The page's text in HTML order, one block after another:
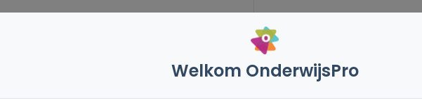
Welkom OnderwijsPro